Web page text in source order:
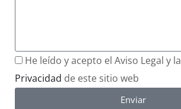
He leído y acepto el Aviso Legal y la
Privacidad de este sitio web
Enviar